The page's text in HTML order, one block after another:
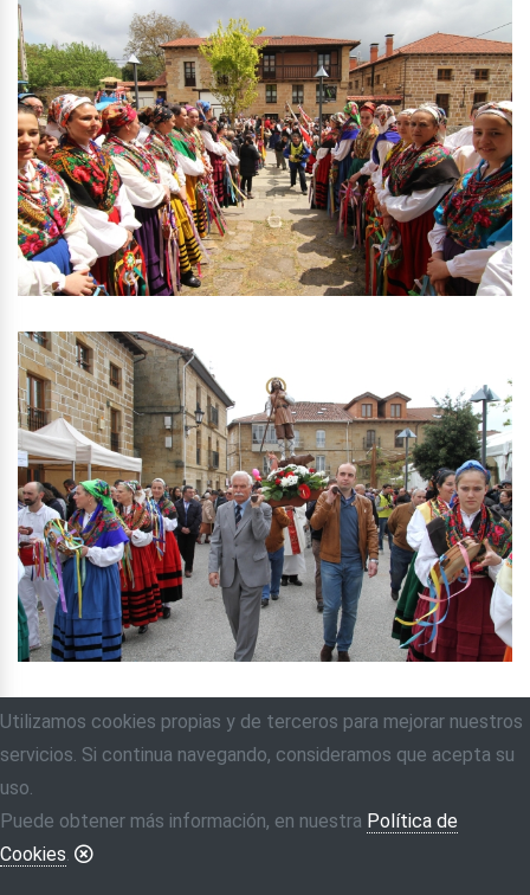
Utilizamos cookies propias y de terceros para mejorar nuestros
servicios. Si continua navegando, consideramos que acepta su
uso.
Puede obtener más información, en nuestra Política de
Cookies.